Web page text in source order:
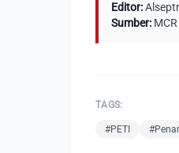
Editor:
Sumber: MCR
TAGS:
#PETI